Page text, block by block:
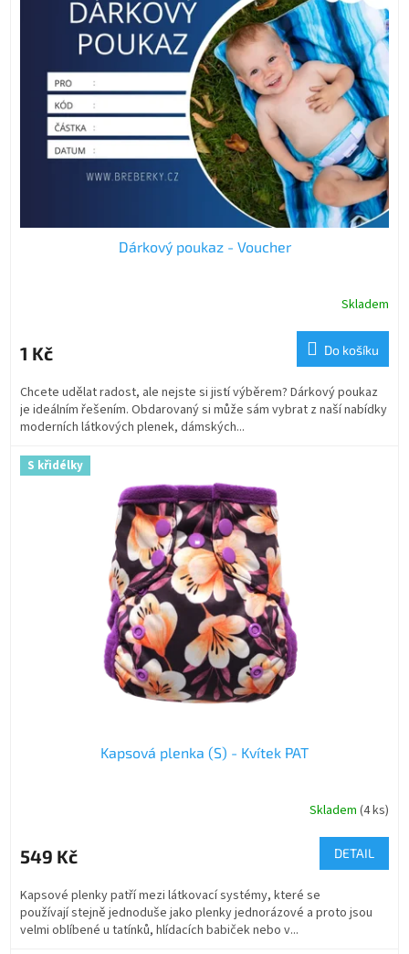
Dárkový poukaz - Voucher
Skladem
1 Kč Do košíku
Chcete udělat radost, ale nejste si jistí výběrem? Dárkový poukaz
je ideálním řešením. Obdarovaný si může sám vybrat z naší nabídky
moderních látkových plenek, dámských...
S křidélky
Kapsová plenka (S) - Kvítek PAT
Skladem (4 ks)
549 Kč DETAIL
Kapsové plenky patří mezi látkovací systémy, které se
používají stejně jednoduše jako plenky jednorázové a proto jsou
velmi oblíbené u tatínků, hlídacích babiček nebo v...